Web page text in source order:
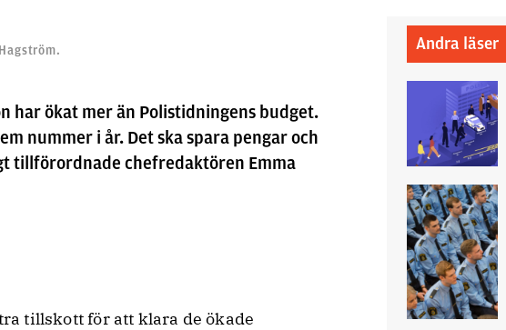
har ökat mer än Polistidningens budget.
nummer i år. Det ska spara pengar och
tillförordnade chefredaktören Emma
tillskott för att klara de ökade
Andra läser